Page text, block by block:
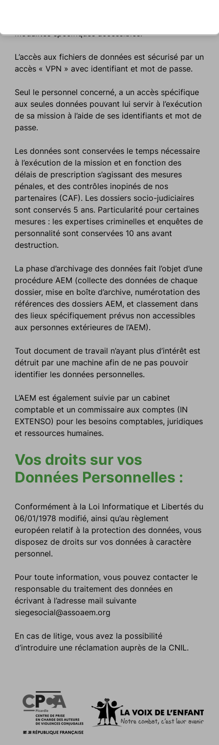
modalités spécifiques accessibles.
L’accès aux fichiers de données est sécurisé par un
accès « VPN » avec identifiant et mot de passe.
Seul le personnel concerné, a un accès spécifique
aux seules données pouvant lui servir à l’exécution
de sa mission à l’aide de ses identifiants et mot de
passe.
Les données sont conservées le temps nécessaire
à l’exécution de la mission et en fonction des
délais de prescription s’agissant des mesures
pénales, et des contrôles inopinés de nos
partenaires (CAF). Les dossiers socio-judiciaires
sont conservés 5 ans. Particularité pour certaines
mesures : les expertises criminelles et enquêtes de
personnalité sont conservées 10 ans avant
destruction.
La phase d’archivage des données fait l’objet d’une
procédure AEM (collecte des données de chaque
dossier, mise en boîte d’archive, numérotation des
références des dossiers AEM, et classement dans
des lieux spécifiquement prévus non accessibles
aux personnes extérieures de l’AEM).
Tout document de travail n’ayant plus d’intérêt est
détruit par une machine afin de ne pas pouvoir
identifier les données personnelles.
L’AEM est également suivie par un cabinet
comptable et un commissaire aux comptes (IN
EXTENSO) pour les besoins comptables, juridiques
et ressources humaines.
Vos droits sur vos
Données Personnelles :
Conformément à la Loi Informatique et Libertés du
06/01/1978 modifié, ainsi qu’au règlement
européen relatif à la protection des données, vous
disposez de droits sur vos données à caractère
personnel.
Pour toute information, vous pouvez contacter le
responsable du traitement des données en
écrivant à l’adresse mail suivante
siegesocial@assoaem.org
En cas de litige, vous avez la possibilité
d’introduire une réclamation auprès de la CNIL.